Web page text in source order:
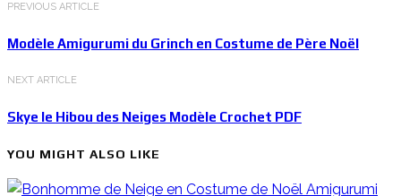
PREVIOUS ARTICLE
Modèle Amigurumi du Grinch en Costume de Père Noël
NEXT ARTICLE
Skye le Hibou des Neiges Modèle Crochet PDF
YOU MIGHT ALSO LIKE